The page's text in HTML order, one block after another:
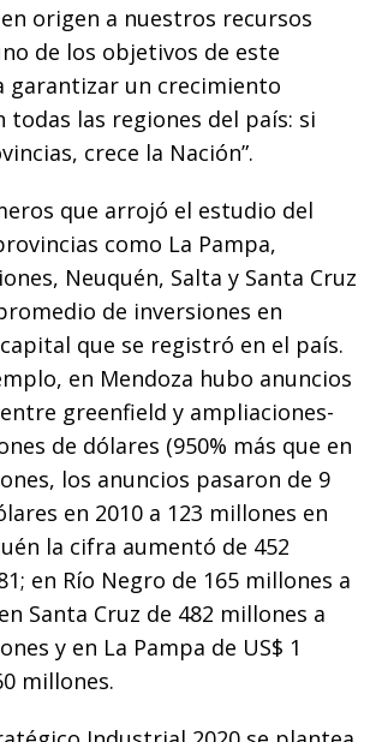
origen a nuestros recursos
de los objetivos de este
garantizar un crecimiento
todas las regiones del país: si
crece la Nación”.
que arrojó el estudio del
como La Pampa,
Neuquén, Salta y Santa Cruz
de inversiones en
que se registró en el país.
en Mendoza hubo anuncios
greenfield y ampliaciones-
de dólares (950% más que en
los anuncios pasaron de 9
en 2010 a 123 millones en
la cifra aumentó de 452
en Río Negro de 165 millones a
Santa Cruz de 482 millones a
y en La Pampa de US$ 1
millones.